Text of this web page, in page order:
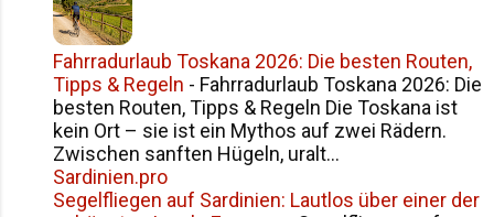
Fahrradurlaub Toskana 2026: Die besten Routen,
Tipps & Regeln - Fahrradurlaub Toskana 2026: Die
besten Routen, Tipps & Regeln Die Toskana ist
kein Ort – sie ist ein Mythos auf zwei Rädern.
Zwischen sanften Hügeln, uralt...
Sardinien.pro
Segelfliegen auf Sardinien: Lautlos über einer der